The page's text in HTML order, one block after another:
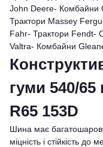
John Deere- Комбайни
Трактори Massey
Fahr- Трактори Fendt-
Valtra- Комбайни
гуми 540/65
R65 153D
Шина має
міцність і стійкість